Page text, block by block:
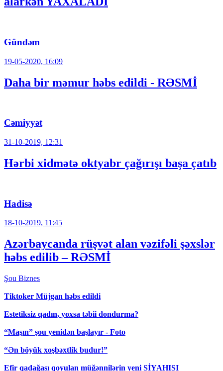
Gündəm
19-05-2020, 16:09
Daha bir məmur həbs edildi - RƏSMİ
Cəmiyyət
31-10-2019, 12:31
Hərbi xidmətə oktyabr çağırışı başa çatıb
Hadisə
18-10-2019, 11:45
Azərbaycanda rüşvət alan vəzifəli şəxslər
həbs edilib – RƏSMİ
Şou Biznes
Tiktoker Müjgan həbs edildi
Estetiksiz qadın, yoxsa təbii dondurma?
“Maşın” şou yenidən başlayır - Foto
“Ən böyük xoşbəxtlik budur!”
Efir qadağası qoyulan müğənnilərin yeni SİYAHISI